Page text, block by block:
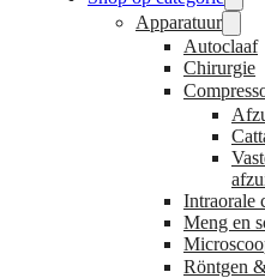
Apparatuur
Autoclaaf
Chirurgie
Intraorale
Meng en
Röntgen